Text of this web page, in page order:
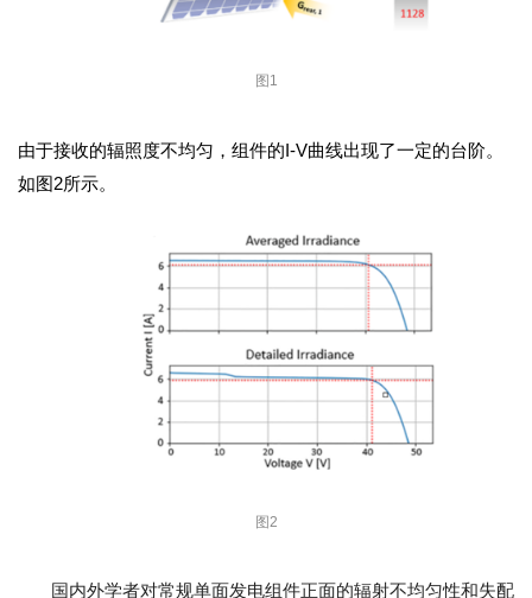
图1
由于接收的辐照度不均匀，组件的I-V曲线出现了一定的台阶。
如图2所示。
图2
国内外学者对常规单面发电组件正面的辐射不均匀性和失配